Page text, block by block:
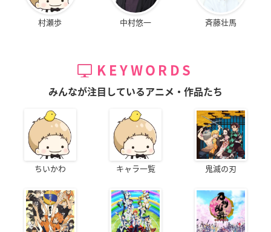
村瀬歩 中村悠一 斉藤壮馬
KEYWORDS
みんなが注目しているアニメ・作品たち
ちいかわ キャラ一覧 鬼滅の刃